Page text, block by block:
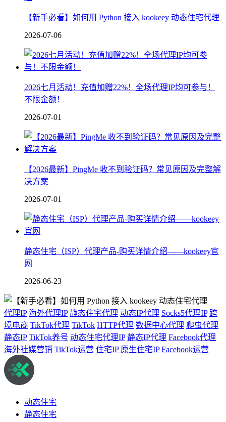
【新手必看】如何用 Python 接入 kookeey 动态住宅代理
2026-07-06
2026七月活动！充值加赠22%！全场代理IP均可参与！
不限金额！
2026-07-01
【2026最新】PingMe 收不到验证码？常见原因及完整解
决方案
2026-07-01
静态住宅（ISP）代理产品-购买详情介绍——kookeey官
网
2026-06-23
代理IP 海外代理IP 静态住宅代理 动态IP代理 Socks5代理IP 跨
境电商 TikTok代理 TikTok HTTP代理 数据中心代理 爬虫代理
静态IP TikTok养号 动态住宅代理IP 静态IP代理 Facebook代理
海外社媒营销 TikTok运营 住宅IP 原生住宅IP Facebook运营
动态住宅
静态住宅